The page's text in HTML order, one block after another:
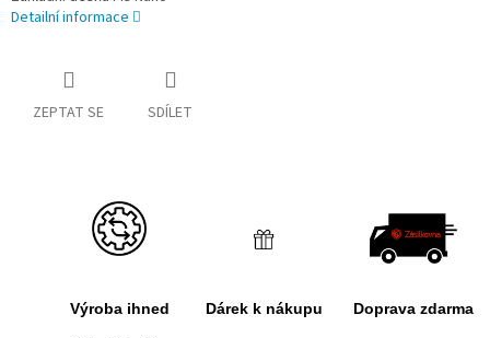
Detailní informace
ZEPTAT SE SDÍLET
Výroba ihned Dárek k nákupu Doprava zdarma